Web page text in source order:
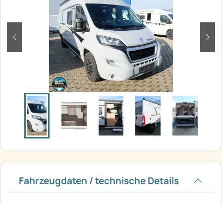
zurück
Fahrzeugdaten / technische Details